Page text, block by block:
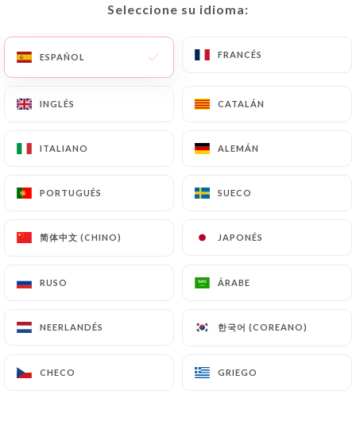
Seleccione su idioma:
ESPAÑOL FRANCÉS
INGLÉS CATALÁN
ITALIANO ALEMÁN
PORTUGUÉS SUECO
简体中文 (CHINO) JAPONÉS
RUSO ÁRABE
NEERLANDÉS 한국어 (COREANO)
CHECO GRIEGO
Seleccione su idioma:
ESPAÑOL FRANCÉS
INGLÉS CATALÁN
ITALIANO ALEMÁN
PORTUGUÉS SUECO
简体中文 (CHINO) JAPONÉS
RUSO ÁRABE
NEERLANDÉS 한국어 (COREANO)
CHECO GRIEGO